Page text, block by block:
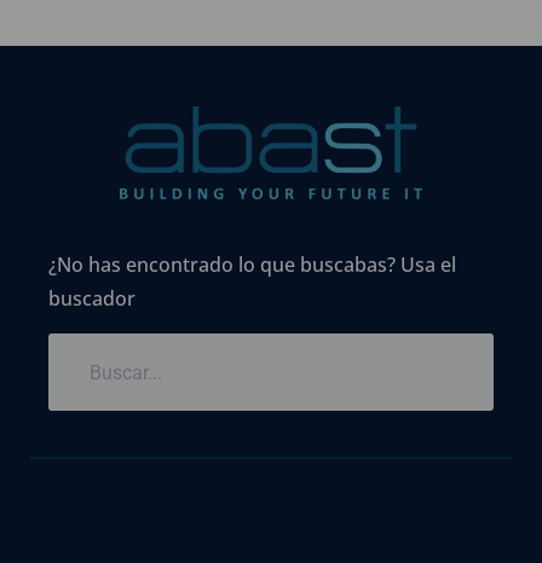
¿No has encontrado lo que buscabas? Usa el
buscador